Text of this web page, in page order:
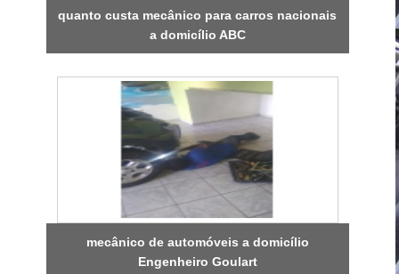
quanto custa mecânico para carros nacionais
a domicílio ABC
mecânico de automóveis a domicílio
Engenheiro Goulart